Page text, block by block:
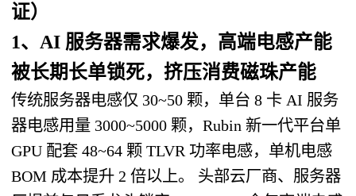
证）
1、AI 服务器需求爆发，高端电感产能
被长期长单锁死，挤压消费磁珠产能
传统服务器电感仅 30~50 颗， 单台 8 卡 AI 服务
器电感用量 3000~5000 颗，Rubin 新一代平台单
GPU 配套 48~64 颗 TLVR 功率电感，单机电感
BOM 成本提升 2 倍以上。 头部云厂商、服务器